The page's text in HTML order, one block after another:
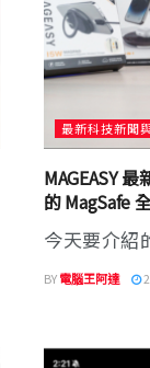
最新科技新聞
MAGEASY
的 MagSafe
今天要介紹
BY電腦王阿達